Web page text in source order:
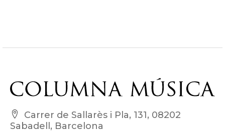
Carrer de Sallarès i Pla, 131, 08202
Sabadell, Barcelona